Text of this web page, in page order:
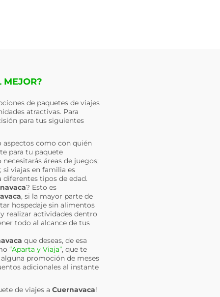
MEJOR?
de paquetes de viajes
atractivas. Para
para tus siguientes
aspectos como con quién
para tu paquete
áreas de juegos;
si viajas en familia es
tipos de edad.
? Esto es
, si la mayor parte de
hospedaje sin alimentos
realizar actividades dentro
todo al alcance de tus
que deseas, de esa
“Aparta y Viaja”, que te
promoción de meses
adicionales al instante
de viajes a Cuernavaca!